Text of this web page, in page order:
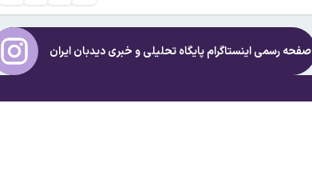
صفحه رسمی اینستاگرام پایگاه تحلیلی و خبریدیدبان ایران